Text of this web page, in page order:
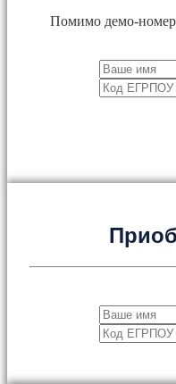
Помимо демо-